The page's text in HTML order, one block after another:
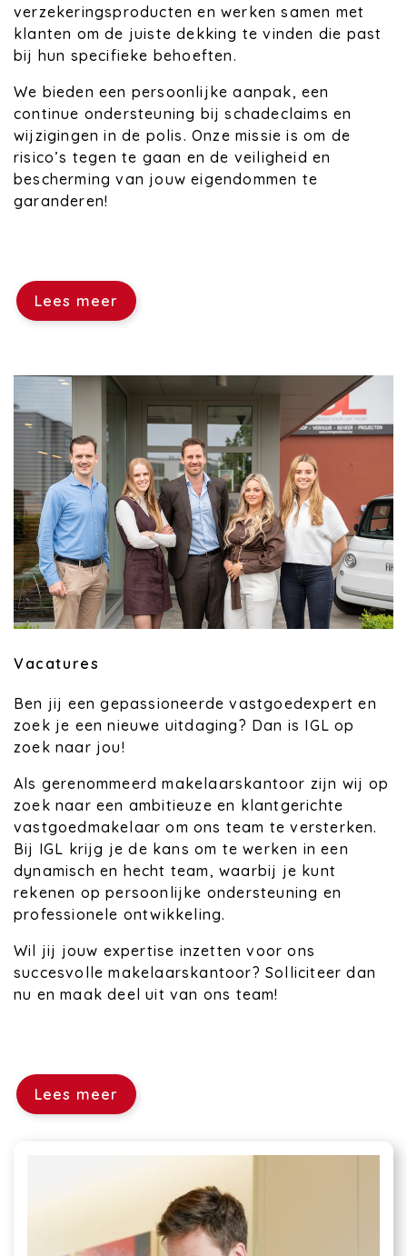
verzekeringsproducten en werken samen met
klanten om de juiste dekking te vinden die past
bij hun specifieke behoeften.
We bieden een persoonlijke aanpak, een
continue ondersteuning bij schadeclaims en
wijzigingen in de polis. Onze missie is om de
risico’s tegen te gaan en de veiligheid en
bescherming van jouw eigendommen te
garanderen!
Lees meer
Vacatures
Ben jij een gepassioneerde vastgoedexpert en
zoek je een nieuwe uitdaging? Dan is IGL op
zoek naar jou!
Als gerenommeerd makelaarskantoor zijn wij op
zoek naar een ambitieuze en klantgerichte
vastgoedmakelaar om ons team te versterken.
Bij IGL krijg je de kans om te werken in een
dynamisch en hecht team, waarbij je kunt
rekenen op persoonlijke ondersteuning en
professionele ontwikkeling.
Wil jij jouw expertise inzetten voor ons
succesvolle makelaarskantoor? Solliciteer dan
nu en maak deel uit van ons team!
Lees meer